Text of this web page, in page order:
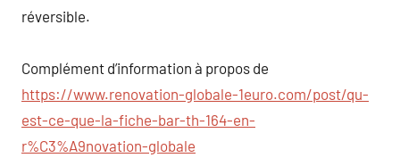
réversible.
Complément d’information à propos de
https://www.renovation-globale-1euro.com/post/qu-
est-ce-que-la-fiche-bar-th-164-en-
r%C3%A9novation-globale